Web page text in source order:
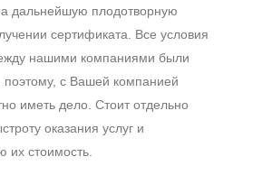
дальнейшую плодотворную
сертификата. Все условия
нашими компаниями были
с Вашей компанией
иметь дело. Стоит отдельно
оказания услуг и
их стоимость.